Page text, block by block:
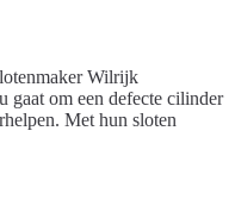
Wilrijk
gaat om een defecte cilinder
Met hun sloten